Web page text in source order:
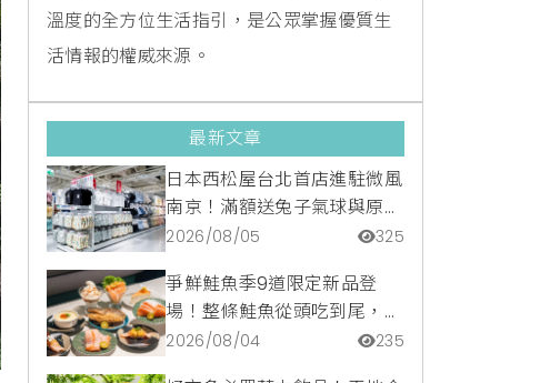
溫度的全方位生活指引，是公眾掌握優質生
活情報的權威來源。
最新文章
日本西松屋台北首店進駐微風
南京！滿額送兔子氣球與原創
托特包，指定夏裝享8折優惠
2026/08/05 325
爭鮮鮭魚季9道限定新品登
場！整條鮭魚從頭吃到尾，鹹
甜鮭魚卵霜淇淋開吃，滿額再
2026/08/04 235